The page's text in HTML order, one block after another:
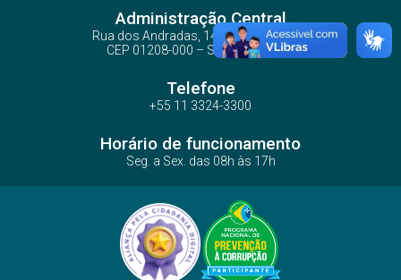
Administração Central
Rua dos Andradas, 140 - Santa Ifigênia
CEP 01208-000 – São Paulo – SP
Telefone
+55 11 3324-3300
Horário de funcionamento
Seg. a Sex. das 08h às 17h